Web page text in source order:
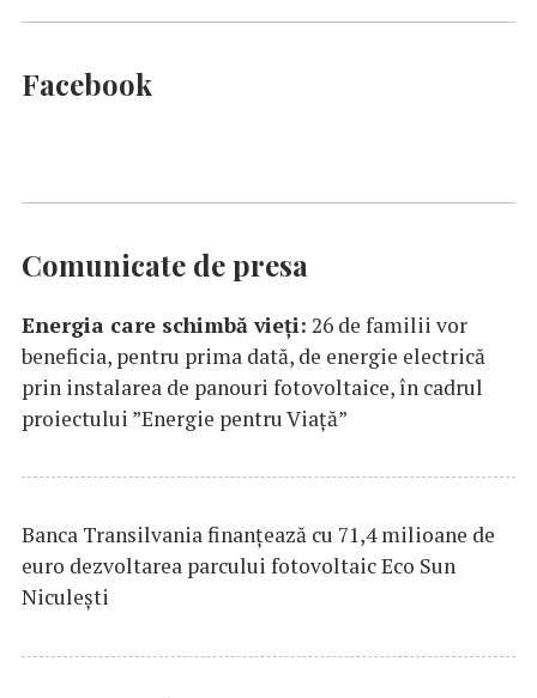
Facebook
Comunicate de presa
Energia care schimbă vieți: 26 de familii vor
beneficia, pentru prima dată, de energie electrică
prin instalarea de panouri fotovoltaice, în cadrul
proiectului ”Energie pentru Viață”
Banca Transilvania finanțează cu 71,4 milioane de
euro dezvoltarea parcului fotovoltaic Eco Sun
Niculești